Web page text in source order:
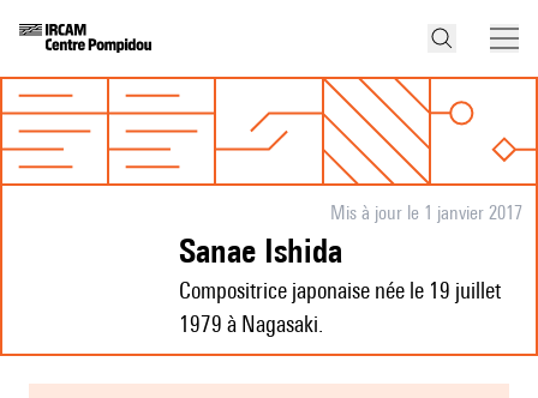
Mis à jour le 1 janvier 2017
Sanae Ishida
Compositrice japonaise née le 19 juillet
1979 à Nagasaki.